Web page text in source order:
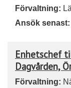
Förvaltning:
Ansök senast:
Enhetschef
Dagvården,
Förvaltning: